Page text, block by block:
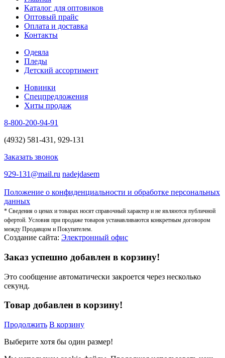
Каталог для оптовиков
Оптовый прайс
Оплата и доставка
Контакты
Одеяла
Пледы
Детский ассортимент
Новинки
Спецпредложения
Хиты продаж
8-800-200-94-91
(4932) 581-431, 929-131
Заказать звонок
929-131@mail.ru nadejdasem
Положение о конфиденциальности и обработке персональных
данных
* Сведения о ценах и товарах носят справочный характер и не являются публичной
офертой. Условия при продаже товаров устанавливаются конкретным договором
между Продавцом и Покупателем.
Создание сайта: Электронный офис
Заказ успешно добавлен в корзину!
Это сообщение автоматически закроется через несколько
секунд.
Товар добавлен в корзину!
Продолжить В корзину
Выберите хотя бы один размер!